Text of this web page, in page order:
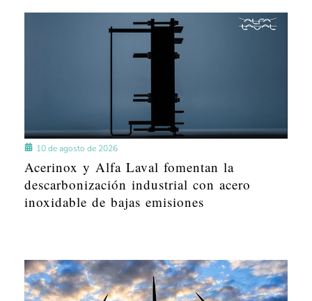
10 de agosto de 2026
Acerinox y Alfa Laval fomentan la
descarbonización industrial con acero
inoxidable de bajas emisiones